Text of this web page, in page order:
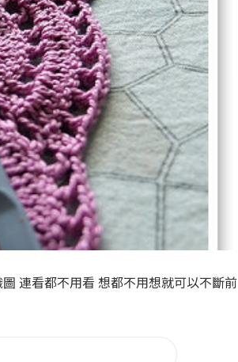
連看都不用看 想都不用想就可以不斷前